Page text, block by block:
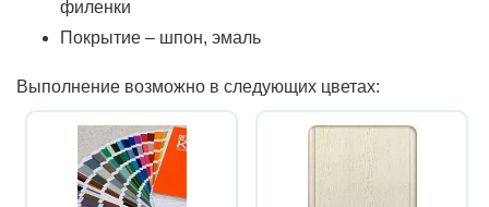
филенки
Покрытие – шпон, эмаль
Выполнение возможно в следующих цветах: